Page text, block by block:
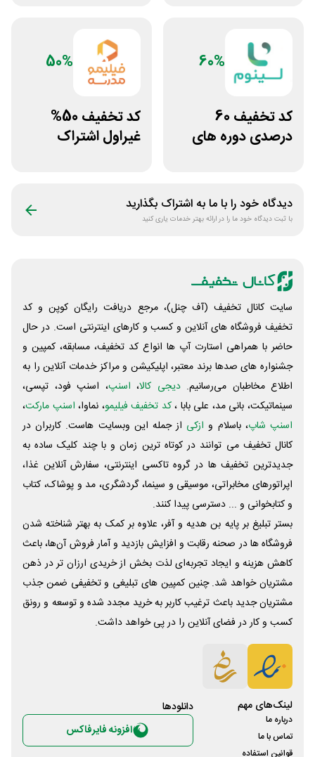
60%
کد تخفیف 60
درصدی دوره های
50%
کد تخفیف 50%
غیراول اشتراک
دیدگاه خود را با ما به اشتراک بگذارید
با ثبت دیدگاه خود ما را در ارائه بهتر خدمات یاری کنید
سایت کانال تخفیف (آف چنل)، مرجع دریافت رایگان کوپن و کد
تخفیف فروشگاه های آنلاین و کسب و‌ کارهای اینترنتی است. در حال
حاضر با همراهی استارت آپ ها انواع کد تخفیف، مسابقه، کمپین و
جشنواره های صدها برند معتبر، اپلیکیشن و مراکز خدمات آنلاین را به
اطلاع مخاطبان می‌رسانیم. دیجی کالا، اسنپ، اسنپ فود، تپسی،
سینماتیکت، بانی مد، علی‌ بابا ،کد تخفیف فیلیمو، نماوا، اسنپ مارکت،
اسنپ شاپ، باسلام و ازکی از جمله این وبسایت ‌هاست. کاربران در
کانال تخفیف می توانند در کوتاه ترین زمان و با چند کلیک ساده به
جدیدترین تخفیف ها در گروه تاکسی اینترنتی، سفارش آنلاین غذا،
اپراتورهای مخابراتی، موسیقی و سینما، گردشگری، مد و پوشاک، کتاب
و کتابخوانی و ... دسترسی پیدا کنند.
بستر تبلیغ بر پایه بن هدیه و آفر، علاوه بر کمک به بهتر شناخته شدن
فروشگاه ها در صحنه رقابت و افزایش بازدید و آمار فروش آن‌ها، باعث
کاهش هزینه و ایجاد تجربه‌ای لذت بخش از خریدی ارزان تر در ذهن
مشتریان خواهد شد. چنین کمپین های تبلیغی و تخفیفی ضمن جذب
مشتریان جدید باعث ترغیب کاربر به خرید مجدد شده و توسعه و رونق
کسب و کار در فضای آنلاین را در پی خواهد داشت.
لینک‌های مهم
درباره ما
تماس با ما
قوانین استفاده
دانلود‌ها
افزونه فایرفاکس